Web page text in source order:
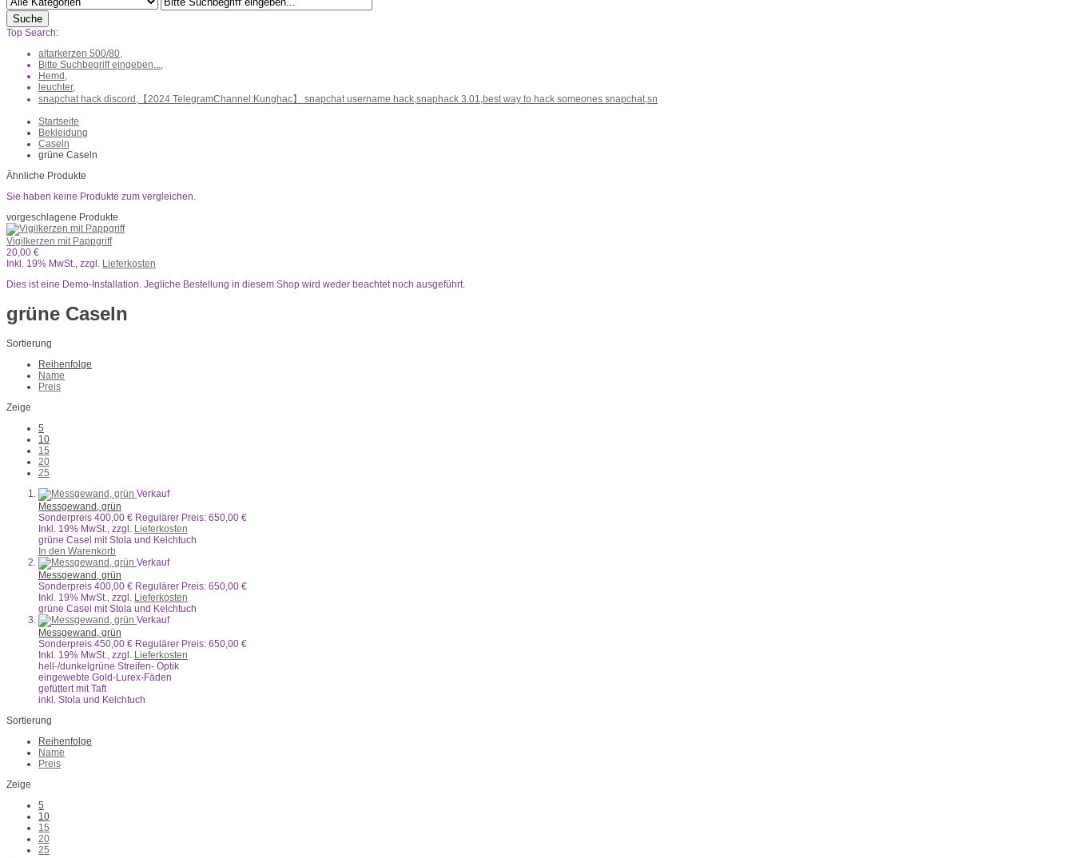
Suche
Top Search:
altarkerzen 500/80,
Bitte Suchbegriff eingeben...,
Hemd,
leuchter,
snapchat hack discord,【2024 TelegramChannel:Kunghac】 snapchat username hack,snaphack 3.01,best way to hack someones snapchat,sn
Startseite
Bekleidung
Caseln
grüne Caseln
Ähnliche Produkte
Sie haben keine Produkte zum vergleichen.
vorgeschlagene Produkte
Vigilkerzen mit Pappgriff
20,00 €
Inkl. 19% MwSt., zzgl. Lieferkosten
Dies ist eine Demo-Installation. Jegliche Bestellung in diesem Shop wird weder beachtet noch ausgeführt.
grüne Caseln
Sortierung
Reihenfolge
Name
Preis
Zeige
5
10
15
20
25
Verkauf
Messgewand, grün
Sonderpreis 400,00 € Regulärer Preis: 650,00 €
Inkl. 19% MwSt., zzgl. Lieferkosten
grüne Casel mit Stola und Kelchtuch
In den Warenkorb
Verkauf
Messgewand, grün
Sonderpreis 400,00 € Regulärer Preis: 650,00 €
Inkl. 19% MwSt., zzgl. Lieferkosten
grüne Casel mit Stola und Kelchtuch
Verkauf
Messgewand, grün
Sonderpreis 450,00 € Regulärer Preis: 650,00 €
Inkl. 19% MwSt., zzgl. Lieferkosten
hell-/dunkelgrüne Streifen- Optik
eingewebte Gold-Lurex-Fäden
gefüttert mit Taft
inkl. Stola und Kelchtuch
Sortierung
Reihenfolge
Name
Preis
Zeige
5
10
15
20
25